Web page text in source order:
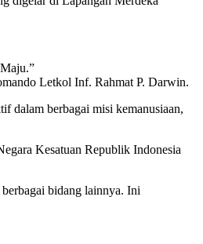
Letkol Inf. Rahmat P. Darwin.
dalam berbagai misi kemanusiaan,
Kesatuan Republik Indonesia
bidang lainnya. Ini